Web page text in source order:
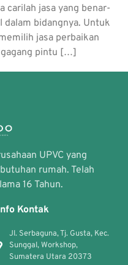
carilah jasa yang benar-
bidangnya. Untuk
jasa perbaikan
pintu […]
UPVC yang
rumah. Telah
16 Tahun.
Kontak
Jl. Serbaguna, Tj. Gusta, Kec.
Sunggal, Workshop,
Sumatera Utara 20373